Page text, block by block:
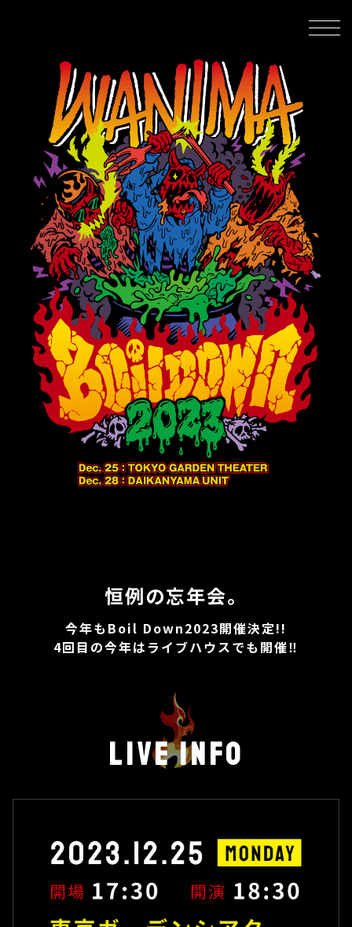
恒例の忘年会。
今年もBoil Down2023開催決定!!
4回目の今年はライブハウスでも開催‼
live info